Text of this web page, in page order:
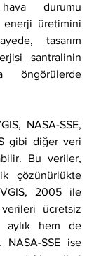
durumu
enerji üretimini
tasarım
santralinin
öngörülerde
gibi diğer veri
Bu veriler,
çözünürlükte
2005 ile
verileri ücretsiz
aylık hem de
SSE ise